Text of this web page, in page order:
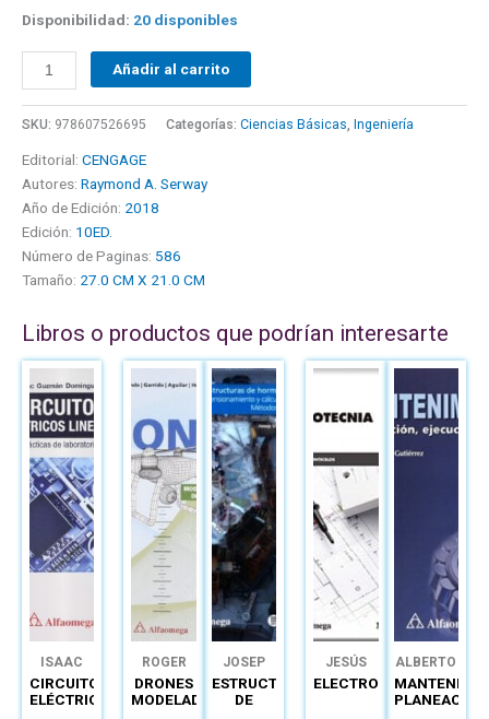
Disponibilidad: 20 disponibles
Añadir al carrito
SKU: 978607526695 Categorías: Ciencias Básicas, Ingeniería
Editorial: CENGAGE
Autores: Raymond A. Serway
Año de Edición: 2018
Edición: 10ED.
Número de Paginas: 586
Tamaño: 27.0 CM X 21.0 CM
Libros o productos que podrían interesarte
ISAAC
GUZMÁN
DOMÍNGUEZ
CIRCUITOS
ELÉCTRICOS
ROGER
MIRANDA
COLORADO
DRONES
MODELADO
JOSEP
GÓMEZPEPA
GÓMEZ
ESTRUCTURAS
DE
JESÚS
TRASHORRAS
MONTECELOS
ELECTROTECNIA
ALBERTO
MORA
GUTIÉRREZ